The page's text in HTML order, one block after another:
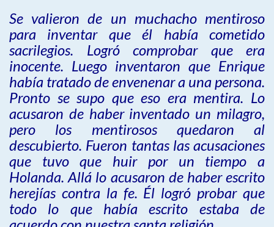
Se valieron de un muchacho mentiroso
para inventar que él había cometido
sacrilegios. Logró comprobar que era
inocente. Luego inventaron que Enrique
había tratado de envenenar a una persona.
Pronto se supo que eso era mentira. Lo
acusaron de haber inventado un milagro,
pero los mentirosos quedaron al
descubierto. Fueron tantas las acusaciones
que tuvo que huir por un tiempo a
Holanda. Allá lo acusaron de haber escrito
herejías contra la fe. Él logró probar que
todo lo que había escrito estaba de